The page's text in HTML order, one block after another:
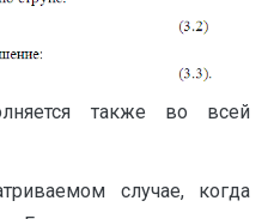
также во всей
случае, когда